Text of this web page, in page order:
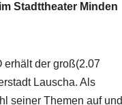
Stadttheater Minden
erhält der groß(2.07
Lauscha. Als
seiner Themen auf und